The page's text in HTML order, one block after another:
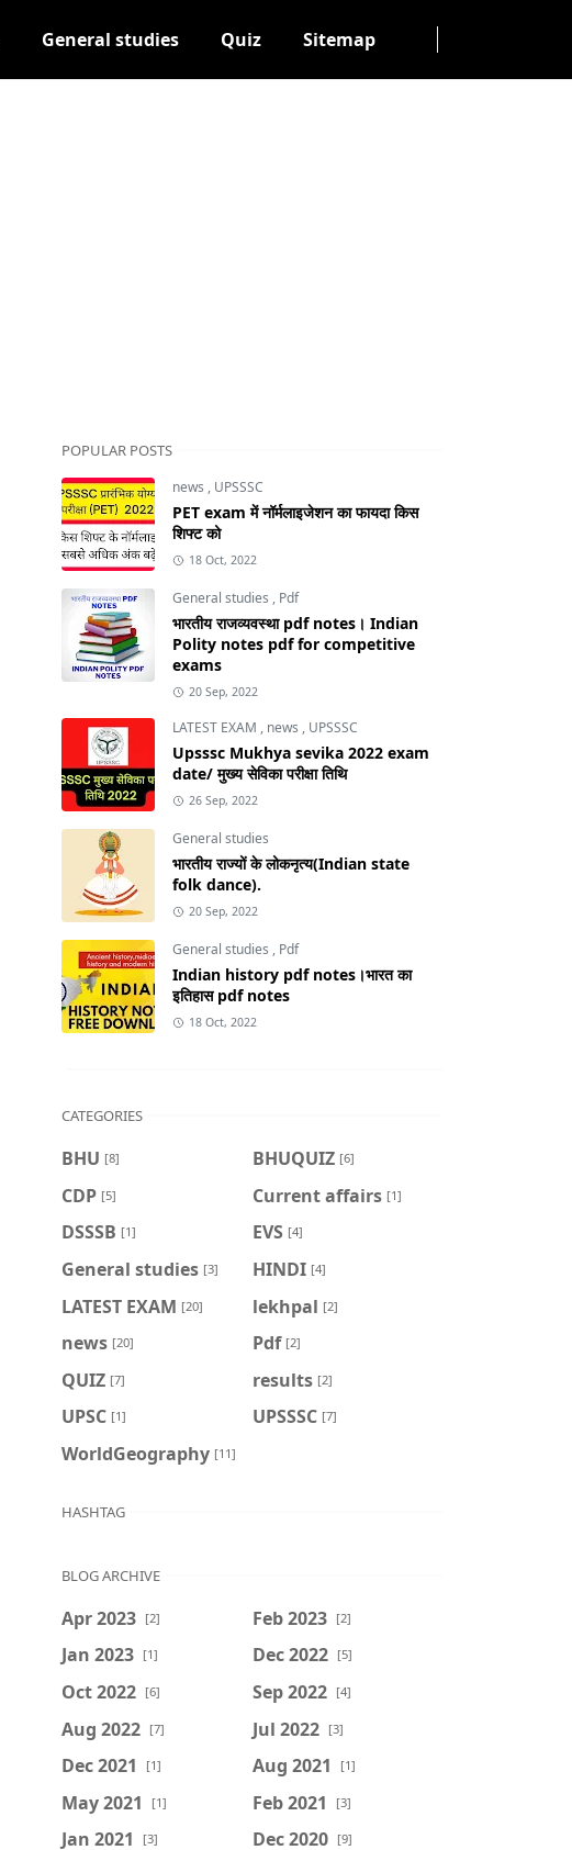
General studies Quiz Sitemap
POPULAR POSTS
news , UPSSSC
PET exam में नॉर्मलाइजेशन का फायदा किस
शिफ्ट को
18 Oct, 2022
General studies , Pdf
भारतीय राजव्यवस्था pdf notes। Indian
Polity notes pdf for competitive
exams
20 Sep, 2022
LATEST EXAM , news , UPSSSC
Upsssc Mukhya sevika 2022 exam
date/ मुख्य सेविका परीक्षा तिथि
26 Sep, 2022
General studies
भारतीय राज्यों के लोकनृत्य(Indian state
folk dance).
20 Sep, 2022
General studies , Pdf
Indian history pdf notes।भारत का
इतिहास pdf notes
18 Oct, 2022
CATEGORIES
BHU [8] BHUQUIZ [6]
CDP [5] Current affairs [1]
DSSSB [1] EVS [4]
General studies [3] HINDI [4]
LATEST EXAM [20] lekhpal [2]
news [20] Pdf [2]
QUIZ [7] results [2]
UPSC [1] UPSSSC [7]
WorldGeography [11]
HASHTAG
BLOG ARCHIVE
Apr 2023 [2] Feb 2023 [2]
Jan 2023 [1] Dec 2022 [5]
Oct 2022 [6] Sep 2022 [4]
Aug 2022 [7] Jul 2022 [3]
Dec 2021 [1] Aug 2021 [1]
May 2021 [1] Feb 2021 [3]
Jan 2021 [3] Dec 2020 [9]